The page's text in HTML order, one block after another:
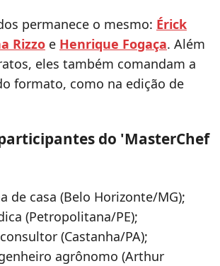
permanece o mesmo: Érick
Rizzo e Henrique Fogaça. Além
eles também comandam a
formato, como na edição de
do 'MasterChef
de casa (Belo Horizonte/MG);
(Petropolitana/PE);
(Castanha/PA);
agrônomo (Arthur